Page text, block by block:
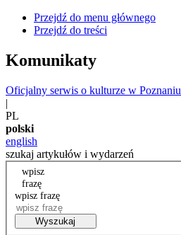
Przejdź do menu głównego
Przejdź do treści
Komunikaty
Oficjalny serwis o kulturze w Poznaniu
|
PL
polski
english
szukaj artykułów i wydarzeń
wpisz
frazę
wpisz frazę
Wyszukaj